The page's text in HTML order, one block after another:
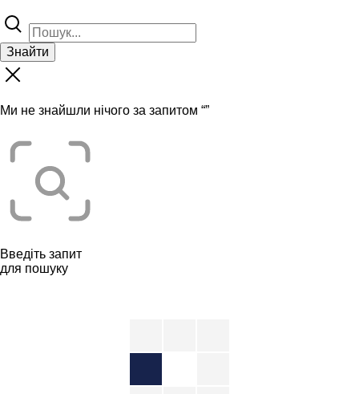
Знайти
Ми не знайшли нічого за запитом “”
Введіть запит
для пошуку